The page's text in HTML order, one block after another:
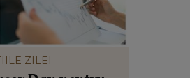
ZILEI